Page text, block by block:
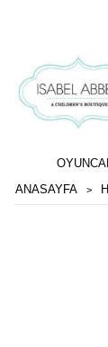
ANASAYFA